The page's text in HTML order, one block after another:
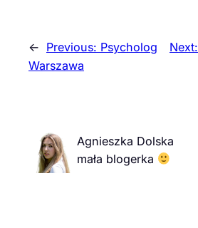
← Previous: Psycholog
Warszawa
Next:
Agnieszka Dolska
mała blogerka